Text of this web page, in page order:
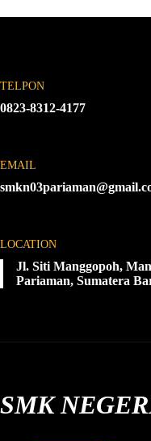
TELPON
0823-8312-4177
EMAIL
LOCATION
Jl. Siti Manggopoh,
Pariaman, Sumatera
SMK